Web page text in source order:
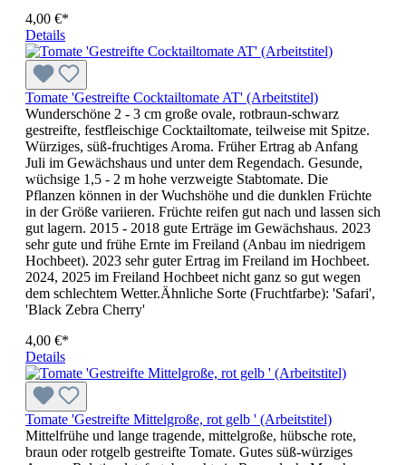
4,00 €*
Details
Tomate 'Gestreifte Cocktailtomate AT' (Arbeitstitel)
Wunderschöne 2 - 3 cm große ovale, rotbraun-schwarz
gestreifte, festfleischige Cocktailtomate, teilweise mit Spitze.
Würziges, süß-fruchtiges Aroma. Früher Ertrag ab Anfang
Juli im Gewächshaus und unter dem Regendach. Gesunde,
wüchsige 1,5 - 2 m hohe verzweigte Stabtomate. Die
Pflanzen kön­nen in der Wuchshöhe und die dunklen Früchte
in der Größe vari­ie­ren. Früchte reifen gut nach und lassen sich
gut lagern. 2015 - 2018 gute Erträge im Gewächshaus. 2023
sehr gute und frühe Ernte im Freiland (Anbau im niedrigem
Hochbeet). 2023 sehr guter Ertrag im Freiland im Hochbeet.
2024, 2025 im Freiland Hochbeet nicht ganz so gut wegen
dem schlechtem Wetter.Ähnliche Sorte (Fruchtfarbe): 'Safari',
'Black Zebra Cherry'
4,00 €*
Details
Tomate 'Gestreifte Mittelgroße, rot gelb ' (Arbeitstitel)
Mittelfrühe und lange tragende, mittelgroße, hübsche rote,
braun oder rotgelb gestreifte Tomate. Gutes süß-würziges